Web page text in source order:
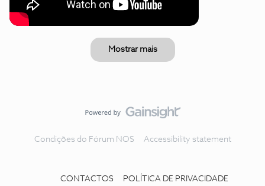
Mostrar mais
Condições do Fórum NOS Accessibility statement
CONTACTOS POLÍTICA DE PRIVACIDADE